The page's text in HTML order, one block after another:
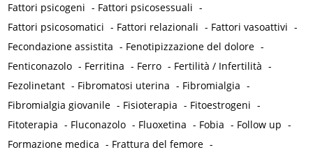
Fattori psicogeni - Fattori psicosessuali -
Fattori psicosomatici - Fattori relazionali - Fattori vasoattivi -
Fecondazione assistita - Fenotipizzazione del dolore -
Fenticonazolo - Ferritina - Ferro - Fertilità / Infertilità -
Fezolinetant - Fibromatosi uterina - Fibromialgia -
Fibromialgia giovanile - Fisioterapia - Fitoestrogeni -
Fitoterapia - Fluconazolo - Fluoxetina - Fobia - Follow up -
Formazione medica - Frattura del femore -